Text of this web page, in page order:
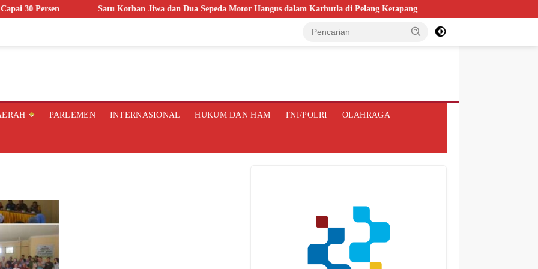
Satu Korban Jiwa dan Dua Sepeda Motor Hangus dalam Karhutla di Pelang Ketapang Kasdam XII/Tpr Sambut Tim
PARLEMEN INTERNASIONAL HUKUM DAN HAM TNI/POLRI OLAHRAGA